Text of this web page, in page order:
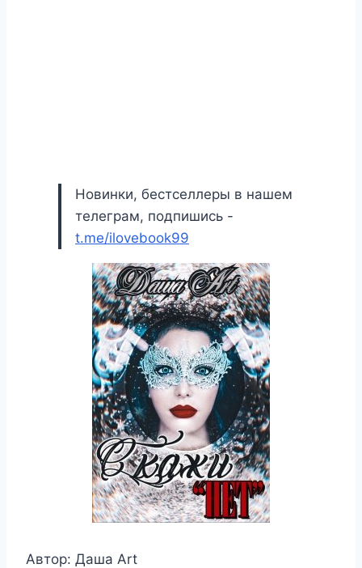
Новинки, бестселлеры в нашем
телеграм, подпишись -
t.me/ilovebook99
Автор: Даша Art